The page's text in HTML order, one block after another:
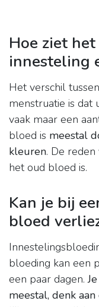
Hoe ziet
innesteling
Het verschil
menstruatie is dat
vaak maar een
bloed is meestal
kleuren. De
het oud bloed is.
Kan je bij
bloed
bloeding kan een
een paar dagen.
meestal, denk